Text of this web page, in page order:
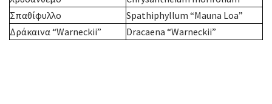
Σπαθίφυλλο
Spathiphyllum “Mauna Loa”
Δράκαινα “Warneckii”
Dracaena “Warneckii”